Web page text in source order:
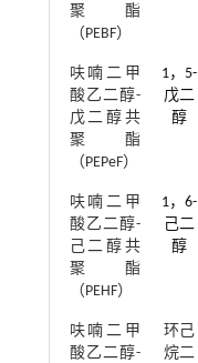
聚酯
（PEBF）
呋喃二甲
酸乙二醇-
戊二醇共
聚酯
（PEPeF）
1，5-
戊二
醇
呋喃二甲
酸乙二醇-
己二醇共
聚酯
（PEHF）
1，6-
己二
醇
呋喃二甲
酸乙二醇-
环己
烷二